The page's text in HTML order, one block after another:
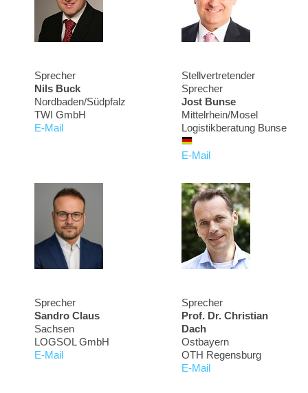
Sprecher
Nils Buck
Nordbaden/Südpfalz
TWI GmbH
E-Mail
Stellvertretender
Sprecher
Jost Bunse
Mittelrhein/Mosel
Logistikberatung Bunse
E-Mail
Sprecher
Sandro Claus
Sachsen
LOGSOL GmbH
E-Mail
Sprecher
Prof. Dr. Christian
Dach
Ostbayern
OTH Regensburg
E-Mail